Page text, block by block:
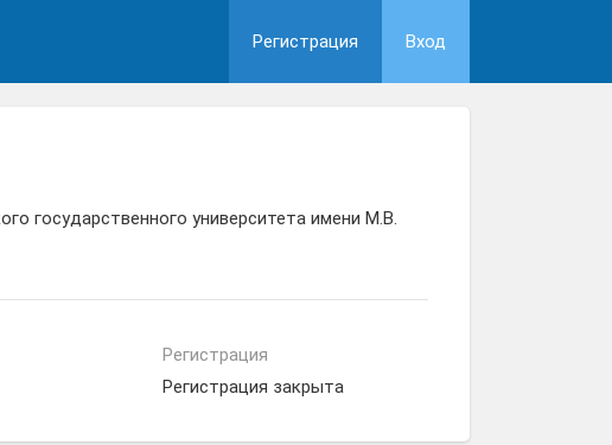
Регистрация Вход
государственного университета имени М.В.
Регистрация
Регистрация закрыта